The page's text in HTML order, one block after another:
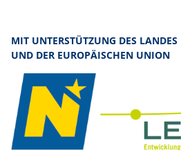
MIT UNTERSTÜTZUNG DES LANDES
UND DER EUROPÄISCHEN UNION